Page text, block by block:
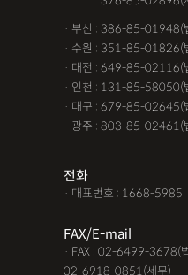
· 부산 : 386-85-01948(
· 수원 : 351-85-01826(
· 대전 : 649-85-02116(
· 인천 : 131-85-58050(
· 대구 : 679-85-02645(
· 광주 : 803-85-02461(
전화
· 대표번호 : 1668-5985
FAX/E-mail
· FAX : 02-6499-
02-6918-0851(세무)